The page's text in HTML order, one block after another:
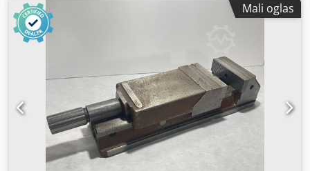
Mali oglas